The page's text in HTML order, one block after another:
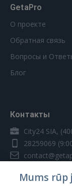
GetaPro
О проекте
Обратная связь
Вопросы и
Блог
Контакты
City24 SIA,
28259069
Mums